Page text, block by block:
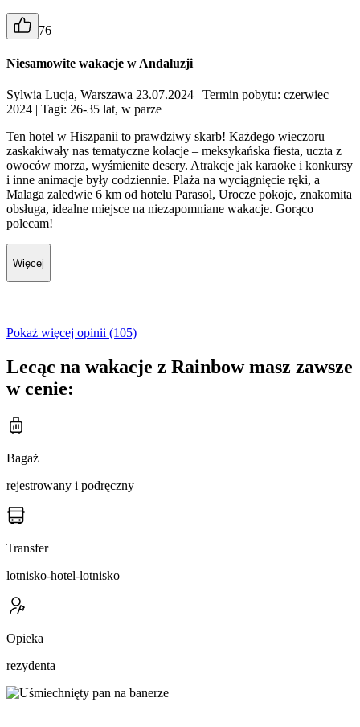
76
Niesamowite wakacje w Andaluzji
Sylwia Lucja, Warszawa 23.07.2024 | Termin pobytu: czerwiec
2024 | Tagi: 26-35 lat, w parze
Ten hotel w Hiszpanii to prawdziwy skarb! Każdego wieczoru
zaskakiwały nas tematyczne kolacje – meksykańska fiesta, uczta z
owoców morza, wyśmienite desery. Atrakcje jak karaoke i konkursy
i inne animacje były codziennie. Plaża na wyciągnięcie ręki, a
Malaga zaledwie 6 km od hotelu Parasol, Urocze pokoje, znakomita
obsługa, idealne miejsce na niezapomniane wakacje. Gorąco
polecam!
Więcej
Pokaż więcej opinii (105)
Lecąc na wakacje z Rainbow masz zawsze
w cenie:
Bagaż
rejestrowany i podręczny
Transfer
lotnisko-hotel-lotnisko
Opieka
rezydenta